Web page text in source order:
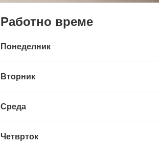
Работно време
Понеделник
Вторник
Среда
Четврток